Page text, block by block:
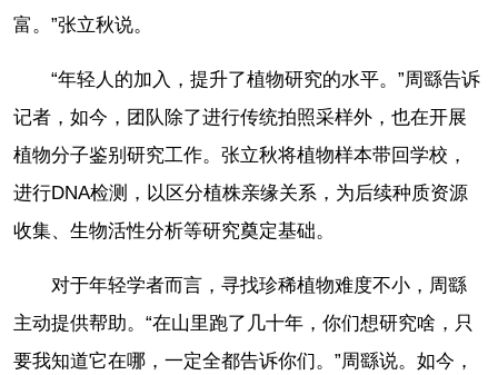
富。”张立秋说。
“年轻人的加入，提升了植物研究的水平。”周繇告诉
记者，如今，团队除了进行传统拍照采样外，也在开展
植物分子鉴别研究工作。张立秋将植物样本带回学校，
进行DNA检测，以区分植株亲缘关系，为后续种质资源
收集、生物活性分析等研究奠定基础。
对于年轻学者而言，寻找珍稀植物难度不小，周繇
主动提供帮助。“在山里跑了几十年，你们想研究啥，只
要我知道它在哪，一定全都告诉你们。”周繇说。如今，